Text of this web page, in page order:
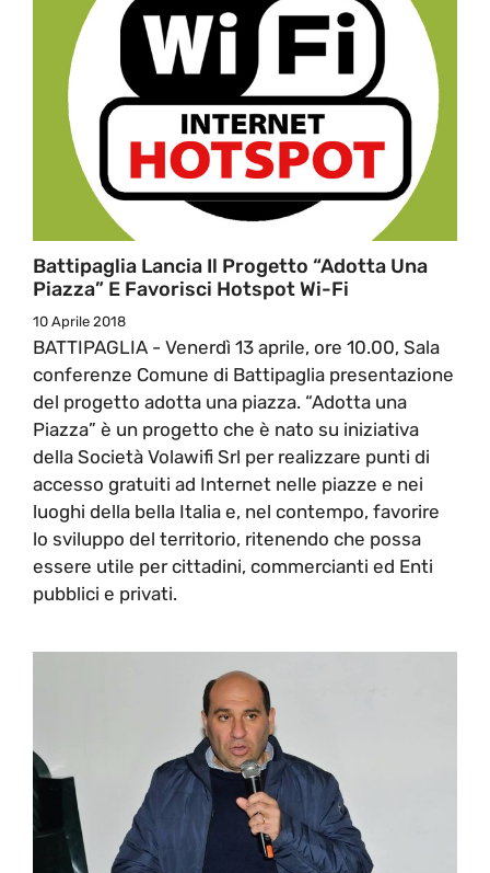
Battipaglia Lancia Il Progetto “Adotta Una
Piazza” E Favorisci Hotspot Wi-Fi
10 Aprile 2018
BATTIPAGLIA - Venerdì 13 aprile, ore 10.00, Sala
conferenze Comune di Battipaglia presentazione
del progetto adotta una piazza. “Adotta una
Piazza” è un progetto che è nato su iniziativa
della Società Volawifi Srl per realizzare punti di
accesso gratuiti ad Internet nelle piazze e nei
luoghi della bella Italia e, nel contempo, favorire
lo sviluppo del territorio, ritenendo che possa
essere utile per cittadini, commercianti ed Enti
pubblici e privati.